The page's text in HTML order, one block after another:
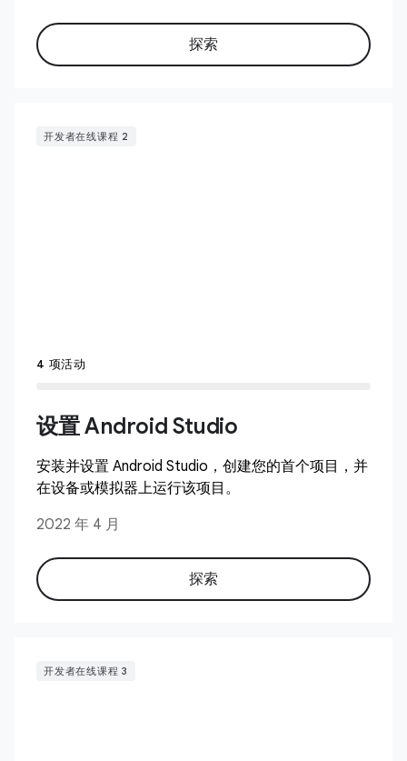
探索
开发者在线课程 2
4 项活动
设置 Android Studio
安装并设置 Android Studio，创建您的首个项目，并
在设备或模拟器上运行该项目。
2022 年 4 月
探索
开发者在线课程 3